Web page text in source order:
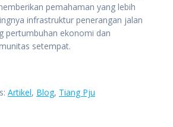
pemahaman yang lebih
infrastruktur penerangan jalan
pertumbuhan ekonomi dan
setempat.
Artikel, Blog, Tiang Pju